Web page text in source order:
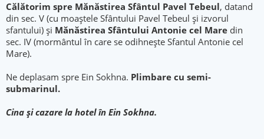
Călătorim spre Mănăstirea Sfântul Pavel Tebeul, datand
din sec. V (cu moaștele Sfântului Pavel Tebeul și izvorul
sfantului) și Mănăstirea Sfântului Antonie cel Mare din
sec. IV (mormântul în care se odihnește Sfantul Antonie cel
Mare).
Ne deplasam spre Ein Sokhna. Plimbare cu semi-
submarinul.
Cina și cazare la hotel în Ein Sokhna.